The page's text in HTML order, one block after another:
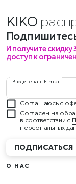
KIKO
И получите скидку
доступ к
Введите ваш E-mail
Соглашаюсь с
Согласен на
в соответствии с
персональных
ПОДПИСАТЬСЯ
О НАС